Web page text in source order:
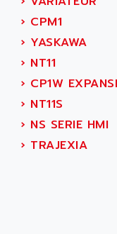
GP 70 SERIE
PROVIT
S4-S4C
SIAX
FESTO
PCS095
TOUCHVIEW
REDIPANEL
› CPM1
› YASKAWA
› NT11
› CP1W
› NT11S
› NS SERIE HMI
› TRAJEXIA